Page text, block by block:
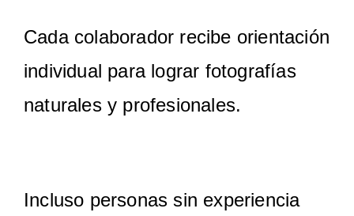
Cada colaborador recibe orientación
individual para lograr fotografías
naturales y profesionales.
Incluso personas sin experiencia